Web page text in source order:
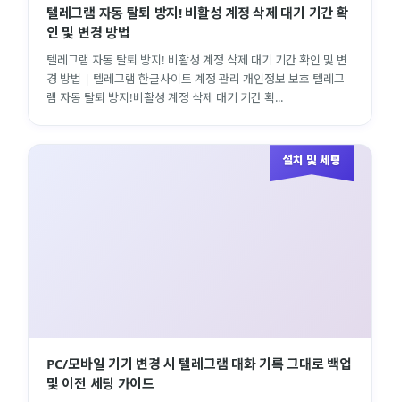
텔레그램 자동 탈퇴 방지! 비활성 계정 삭제 대기 기간 확
인 및 변경 방법
텔레그램 자동 탈퇴 방지! 비활성 계정 삭제 대기 기간 확인 및 변
경 방법 | 텔레그램 한글사이트 계정 관리 개인정보 보호 텔레그
램 자동 탈퇴 방지!비활성 계정 삭제 대기 기간 확...
설치 및 세팅
PC/모바일 기기 변경 시 텔레그램 대화 기록 그대로 백업
및 이전 세팅 가이드